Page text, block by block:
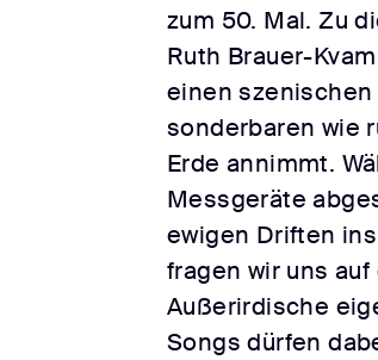
zum 50. Mal. Zu
Ruth Brauer-
einen
sonderbaren wie
Erde annimmt.
Messgeräte
ewigen Driften
fragen wir uns
Außerirdische
Songs dürfen